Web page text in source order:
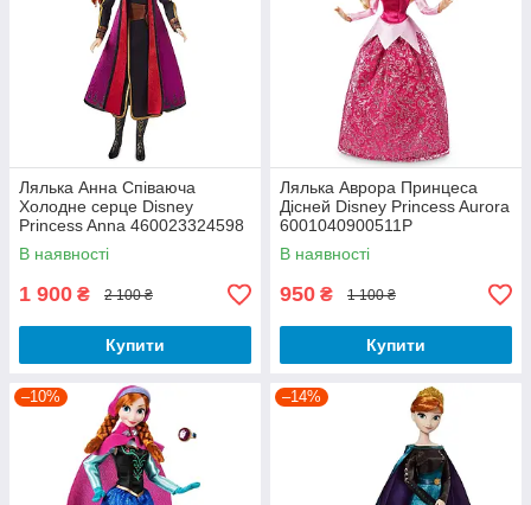
Лялька Анна Співаюча
Холодне серце Disney
Princess Anna 460023324598
В наявності
1 900 ₴ 2 100 ₴
Купити
Лялька Аврора Принцеса
Дісней Disney Princess Aurora
6001040900511P
В наявності
950 ₴ 1 100 ₴
Купити
–10% –14%